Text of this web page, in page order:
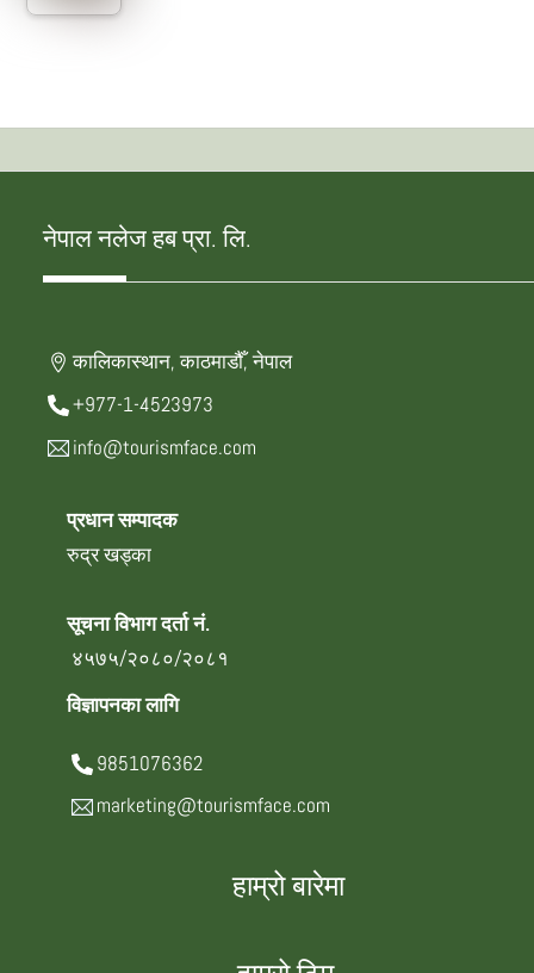
नेपाल नलेज हब प्रा. लि.
कालिकास्थान, काठमाडौँ, नेपाल
+977-1-4523973
info@tourismface.com
प्रधान सम्पादक
रुद्र खड्का
सूचना विभाग दर्ता नं.
४५७५/२०८०/२०८१
विज्ञापनका लागि
9851076362
marketing@tourismface.com
हाम्रो बारेमा